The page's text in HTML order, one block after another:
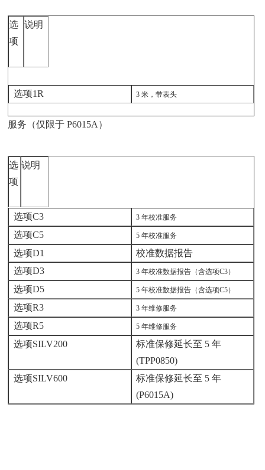
选
项
说明
选项1R 3 米，带表头
服务（仅限于 P6015A）
选
项
说明
选项C3 3 年校准服务
选项C5 5 年校准服务
选项D1
校准数据报告
选项D3
3 年校准数据报告（含选项C3）
选项D5 5 年校准数据报告（含选项C5）
选项R3 3 年维修服务
选项R5 5 年维修服务
选项SILV200
标准保修延长至 5 年
(TPP0850)
选项SILV600
标准保修延长至 5 年
(P6015A)